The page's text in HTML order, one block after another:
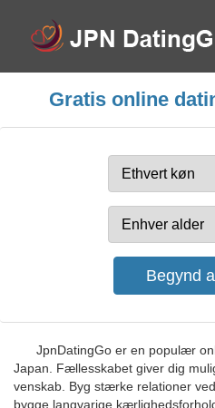
Gratis online
JpnDatingGo er en populær
Japan. Fællesskabet giver dig
venskab. Byg stærke relationer
bygge langvarige